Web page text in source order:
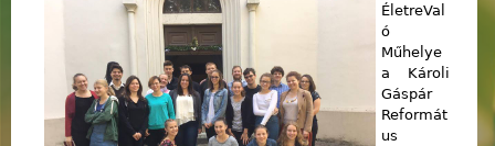
ÉletreVal
ó
Műhelye
a Károli
Gáspár
Reformát
us